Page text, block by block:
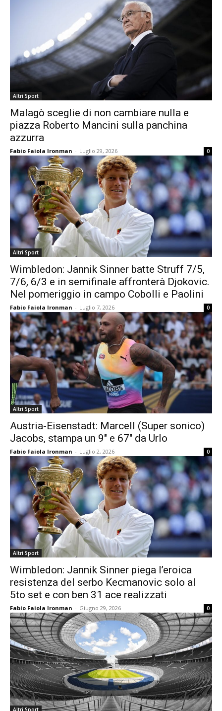
Altri Sport
Malagò sceglie di non cambiare nulla e
piazza Roberto Mancini sulla panchina
azzurra
Fabio Faiola Ironman - Luglio 29, 2026 0
Altri Sport
Wimbledon: Jannik Sinner batte Struff 7/5,
7/6, 6/3 e in semifinale affronterà Djokovic.
Nel pomeriggio in campo Cobolli e Paolini
Fabio Faiola Ironman - Luglio 7, 2026 0
Altri Sport
Austria-Eisenstadt: Marcell (Super sonico)
Jacobs, stampa un 9″ e 67″ da Urlo
Fabio Faiola Ironman - Luglio 2, 2026 0
Altri Sport
Wimbledon: Jannik Sinner piega l’eroica
resistenza del serbo Kecmanovic solo al
5to set e con ben 31 ace realizzati
Fabio Faiola Ironman - Giugno 29, 2026 0
Altri Sport